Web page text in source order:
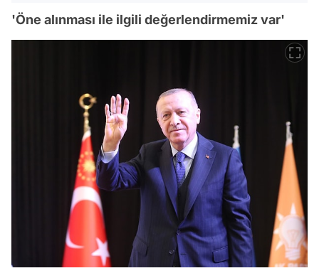
'Öne alınması ile ilgili değerlendirmemiz var'